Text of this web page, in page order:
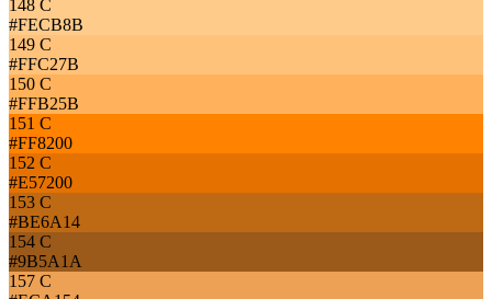
148 C
#FECB8B
149 C
#FFC27B
150 C
#FFB25B
151 C
#FF8200
152 C
#E57200
153 C
#BE6A14
154 C
#9B5A1A
157 C